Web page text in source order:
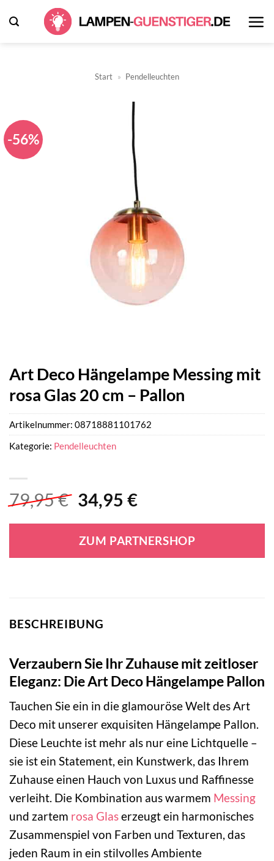
Inhalt
Start » Pendelleuchten
-56%
Art Deco Hängelampe Messing mit
rosa Glas 20 cm – Pallon
79,95€ Ursprünglicher
war:
79,95 €
34,95 €Aktueller
ist:
34,95 €.
ZUM PARTNERSHOP
Artikelnummer: 08718881101762
Kategorie: Pendelleuchten
BESCHREIBUNG
Verzaubern Sie Ihr Zuhause mit zeitloser
Eleganz: Die Art Deco Hängelampe Pallon
Tauchen Sie ein in die glamouröse Welt des Art
Deco mit unserer exquisiten Hängelampe Pallon.
Diese Leuchte ist mehr als nur eine Lichtquelle –
sie ist ein Statement, ein Kunstwerk, das Ihrem
Zuhause einen Hauch von Luxus und Raffinesse
verleiht. Die Kombination aus warmem Messing
und zartem rosa Glaserzeugt ein harmonisches
Zusammenspiel von Farben und Texturen, das
jeden Raum in ein stilvolles Ambiente